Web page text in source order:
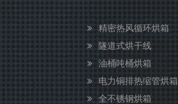
精密热风循环烘箱
隧道式烘干线
油桶吨桶烘箱
电力铜排热缩管烘箱
全不锈钢烘箱